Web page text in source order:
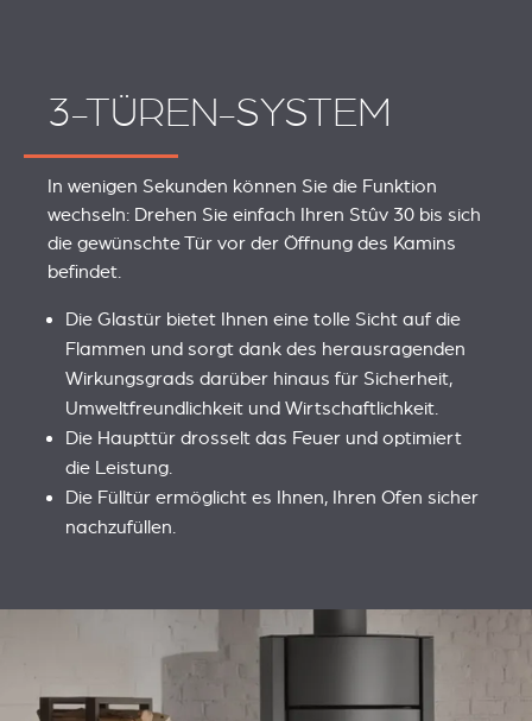
3-TÜREN-SYSTEM
In wenigen Sekunden können Sie die Funktion
wechseln: Drehen Sie einfach Ihren Stûv 30 bis sich
die gewünschte Tür vor der Öffnung des Kamins
befindet.
Die Glastür bietet Ihnen eine tolle Sicht auf die
Flammen und sorgt dank des herausragenden
Wirkungsgrads darüber hinaus für Sicherheit,
Umweltfreundlichkeit und Wirtschaftlichkeit.
Die Haupttür drosselt das Feuer und optimiert
die Leistung.
Die Fülltür ermöglicht es Ihnen, Ihren Ofen sicher
nachzufüllen.